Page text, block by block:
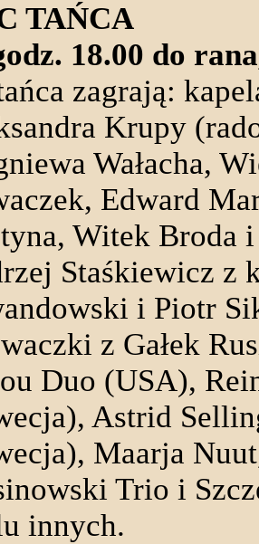
TAŃCA
18.00 do
zagrają:
Krupy
Wałacha,
Edward
Witek Broda
Staśkiewicz z
i Piotr
z Gałek
Duo (USA),
Astrid
Maarja
Trio i
innych.